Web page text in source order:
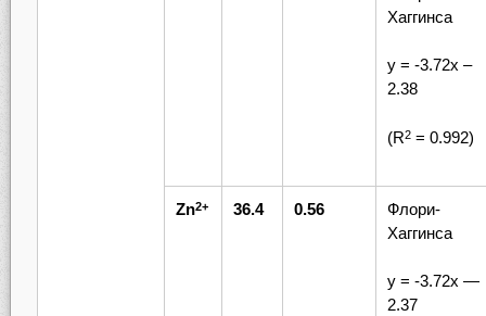
Хаггинса
у = -3.72х –
2.38
(R2= 0.992)
Zn2+ 36.4 0.56
Флори-
Хаггинса
у = -3.72х —
2.37